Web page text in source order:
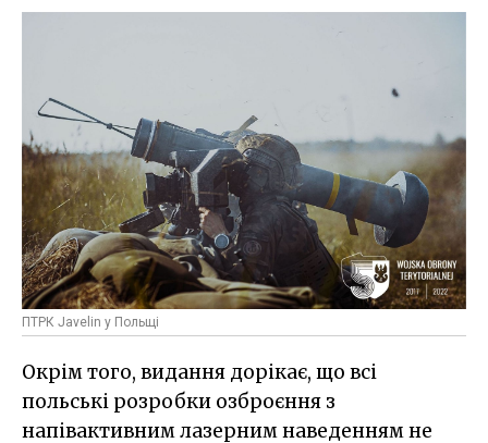
ПТРК Javelin у Польщі
Окрім того, видання дорікає, що всі
польські розробки озброєння з
напівактивним лазерним наведенням не